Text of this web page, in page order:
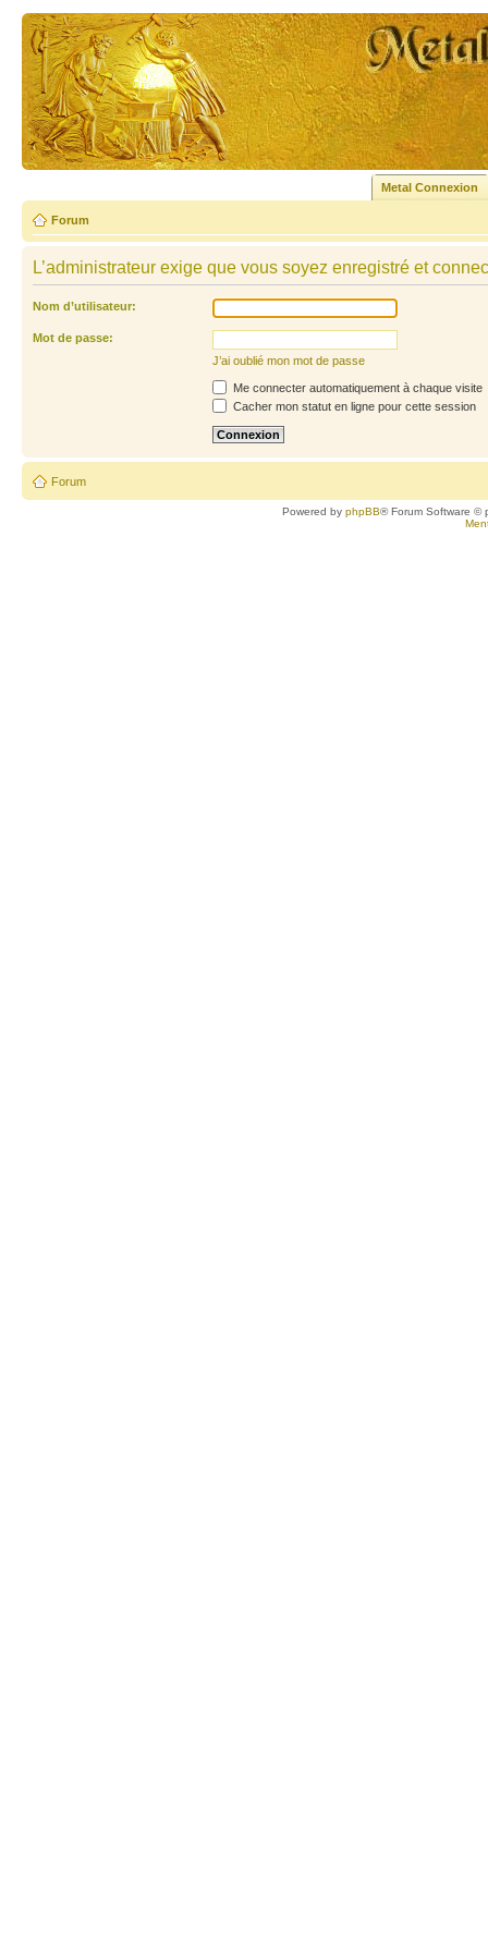
Metal Connexion
Forum
L’administrateur exige que vous soyez enregistré et
Nom d’utilisateur:
Mot de passe:
J’ai oublié mon mot de passe
Me connecter automatiquement à chaque visite
Cacher mon statut en ligne pour cette session
Forum
Powered byphpBB® Forum Software ©